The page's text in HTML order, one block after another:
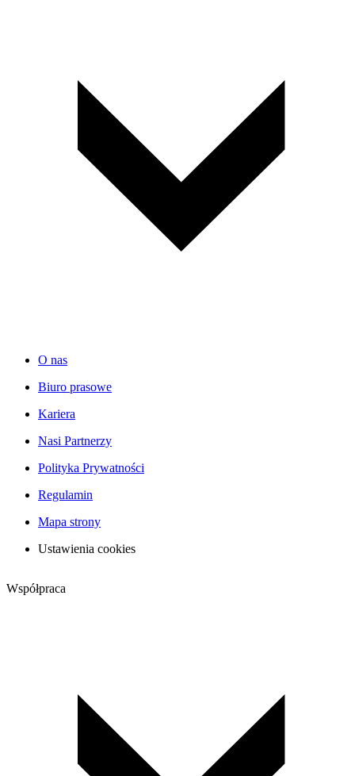
O nas
Biuro prasowe
Kariera
Nasi Partnerzy
Polityka Prywatności
Regulamin
Mapa strony
Ustawienia cookies
Współpraca